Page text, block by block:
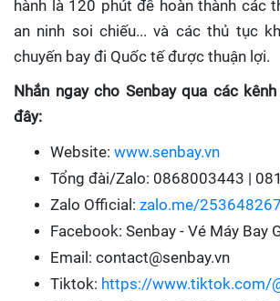
hành là 120 phút để hoàn thành các
an ninh soi chiếu... và các thủ tục
chuyến bay đi Quốc tế được thuận lợi.
Nhắn ngay cho Senbay qua các
đây:
Website: www.senbay.vn
Tổng đài/Zalo: 0868003443 |
Zalo Official: zalo.me/
Facebook: Senbay - Vé Máy Bay
Email: contact@senbay.vn
Tiktok: https://www.tiktok.com/